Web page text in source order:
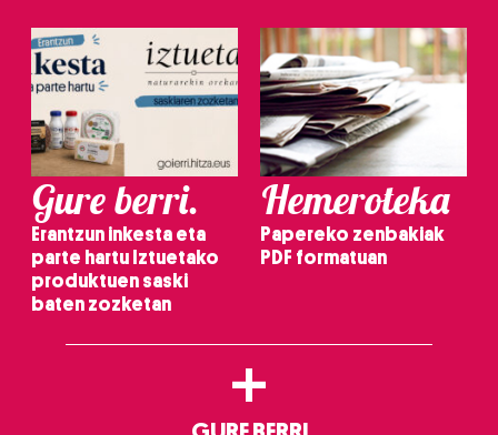
Gure berri.
Erantzun inkesta eta
parte hartu Iztuetako
produktuen saski
baten zozketan
Hemeroteka
Papereko zenbakiak
PDF formatuan
+